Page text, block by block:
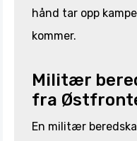
hånd tar opp
kommer.
Militær
fra
En militær